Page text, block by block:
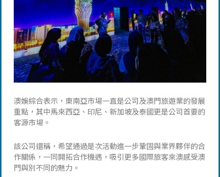
澳娛綜合表示，東南亞市場一直是公司及澳門旅遊業的發展
重點，其中馬來西亞、印尼、新加坡及泰國更是公司首要的
客源市場。
該公司還稱，希望通過是次活動進一步鞏固與業界夥伴的合
作關係，一同開拓合作機遇，吸引更多國際旅客來澳感受澳
門與別不同的魅力。